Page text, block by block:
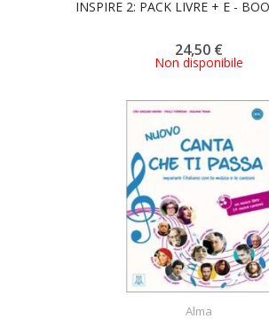
INSPIRE 2: PACK LIVRE + E -
24,50 €
Non disponibile
Alma